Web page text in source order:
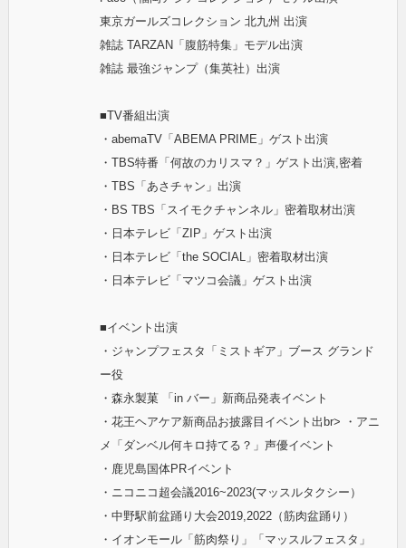
東京ガールズコレクション 北九州 出演
雑誌 TARZAN「腹筋特集」モデル出演
雑誌 最強ジャンプ（集英社）出演
■TV番組出演
・abemaTV「ABEMA PRIME」ゲスト出演
・TBS特番「何故のカリスマ？」ゲスト出演,密着
・TBS「あさチャン」出演
・BS TBS「スイモクチャンネル」密着取材出演
・日本テレビ「ZIP」ゲスト出演
・日本テレビ「the SOCIAL」密着取材出演
・日本テレビ「マツコ会議」ゲスト出演
■イベント出演
・ジャンプフェスタ「ミストギア」ブース グランド
ー役
・森永製菓 「in バー」新商品発表イベント
・花王ヘアケア新商品お披露目イベント出br> ・アニ
メ「ダンベル何キロ持てる？」声優イベント
・鹿児島国体PRイベント
・ニコニコ超会議2016~2023(マッスルタクシー）
・中野駅前盆踊り大会2019,2022（筋肉盆踊り）
・イオンモール「筋肉祭り」「マッスルフェスタ」